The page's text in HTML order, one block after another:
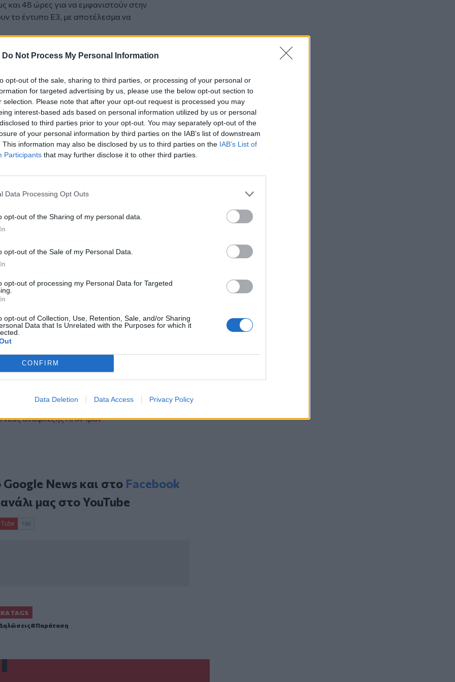
Do Not Process My Personal Information
opt-out of the sale, sharing to third parties, or processing of your personal or
for targeted advertising by us, please use the below opt-out section to
selection. Please note that after your opt-out request is processed you may
interest-based ads based on personal information utilized by us or personal
to third parties prior to your opt-out. You may separately opt-out of the
of your personal information by third parties on the IAB’s list of downstream
This information may also be disclosed by us to third parties on the IAB’s List of
Participants that may further disclose it to other third parties.
Data Processing Opt Outs
opt-out of the Sharing of my personal data.
opt-out of the Sale of my Personal Data.
opt-out of processing my Personal Data for Targeted
opt-out of Collection, Use, Retention, Sale, and/or Sharing
Data that Is Unrelated with the Purposes for which it
CONFIRM
Data Deletion Data Access Privacy Policy
48 ώρες για να εμφανιστούν στην
το έντυπο Ε3, με αποτέλεσμα να
το φορολογικό έτος 2025: Τα
εκδοθεί από τον αρμόδιο φορέα,
κλάδου (κλινικές, γιατροί,
τα αποτελέσματα της
του e-ΕΦΚΑ, λόγω εργασιών
την ανάκτηση των βεβαιώσεων
το 2025.
έχουν υποβληθεί μέχρι τώρα,
είναι χρεωστικά με τον φόρο που
ευρώ, δηλαδή ο μέσος φόρος
πιστωτικά με το ποσό την
εκατ. ευρώ ή 310 ευρώ κατά μέσο όρο.
το 35,58% είναι μηδενικό,
ή επιστροφής φόρου.
καλούνται να πληρώσουν φόρο έχουν
δόσεις αρχής γενομένης από τις 31
τον Φεβρουάριο του 2027. Εφόσον
το φόρο εφάπαξ στο τέλος
4% ανάλογα με τον χρόνο υποβολής
όσους υπέβαλαν την αρχική δήλωση
δήλωση από 16 Μαΐου έως 15 Ιουνίου
τους δήλωσή έως την καταληκτική
αργότερα, εφόσον αποφασιστεί κάτι
και Οικονομικών.
το 2026 - Κίνδυνοι από
φόρος υπεραξίας και το 2027
νέας ανάφλεξης ΗΠΑ-Ιράν
Google Newsκαι στο Facebook
μας στοYouTube
TAGS
Παράταση
της Τσερναβόντα
15:16